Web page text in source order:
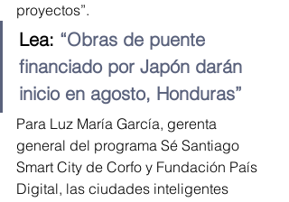
proyectos”.
Lea: “Obras de puente
financiado por Japón darán
inicio en agosto, Honduras”
Para Luz María García, gerenta
general del programa Sé Santiago
Smart City de Corfo y Fundación País
Digital, las ciudades inteligentes